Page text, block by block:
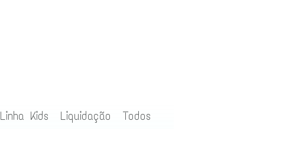
Linha Kids Liquidação Todos